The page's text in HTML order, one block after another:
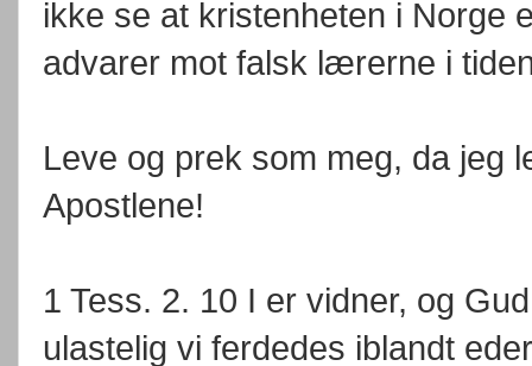
ikke se at kristenheten i Norge
advarer mot falsk lærerne i
Leve og prek som meg, da jeg
Apostlene!
1 Tess. 2. 10 I er vidner, og
ulastelig vi ferdedes iblandt